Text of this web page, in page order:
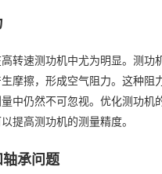
转速测功机中尤为明显。测功
摩擦，形成空气阻力。这种阻
中仍然不可忽视。优化测功机
提高测功机的测量精度。
承问题